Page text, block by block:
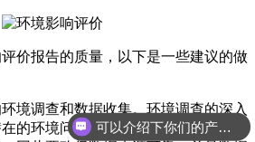
报告的质量，以下是一些建议的做
调查和数据收集。环境调查的深入
的环境问题。收集可靠的数据和信息
可以介绍下你们的产品么